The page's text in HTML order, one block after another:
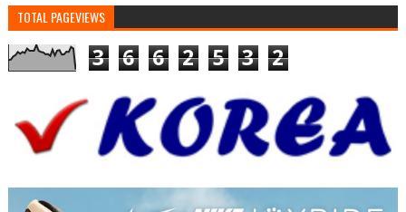
TOTAL PAGEVIEWS
3 6 6 2 5 3 2